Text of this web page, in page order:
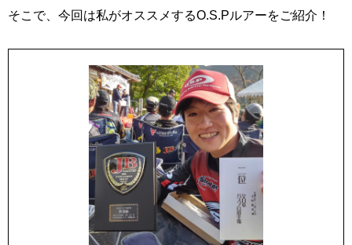
そこで、今回は私がオススメするO.S.Pルアーをご紹介！